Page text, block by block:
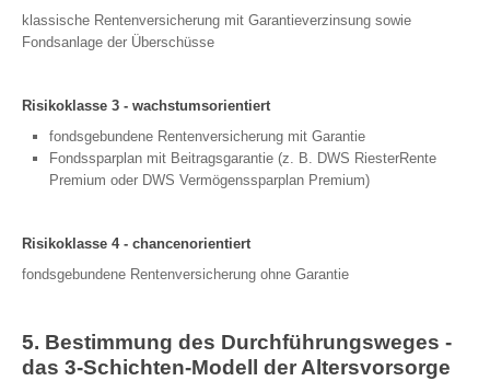
klassische Rentenversicherung mit Garantieverzinsung sowie
Fondsanlage der Überschüsse
Risikoklasse 3 - wachstumsorientiert
fondsgebundene Rentenversicherung mit Garantie
Fondssparplan mit Beitragsgarantie (z. B. DWS RiesterRente
Premium oder DWS Vermögenssparplan Premium)
Risikoklasse 4 - chancenorientiert
fondsgebundene Rentenversicherung ohne Garantie
5. Bestimmung des Durchführungsweges -
das 3-Schichten-Modell der Altersvorsorge